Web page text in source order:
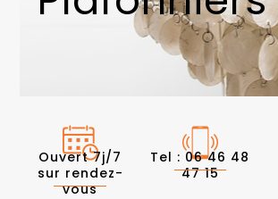
Ouvert 7j/7
sur rendez-
vous
Tel : 06 46 48
47 15